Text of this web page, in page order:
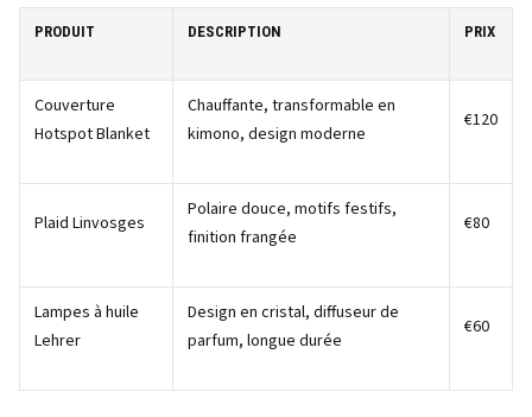
PRODUIT DESCRIPTION PRIX
Couverture
Hotspot Blanket
Chauffante, transformable en
kimono, design moderne
€120
Plaid Linvosges
Polaire douce, motifs festifs,
finition frangée
€80
Lampes à huile
Lehrer
Design en cristal, diffuseur de
parfum, longue durée
€60